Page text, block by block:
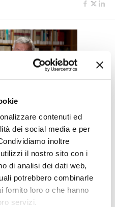
contenuti ed
dei social media e per
inoltre
il nostro sito con i
di analisi dei dati web,
potrebbero combinarle
fornito loro o che hanno
servizi.
nasce per
in
-Viviamo una fase storica
della nostra capacità...